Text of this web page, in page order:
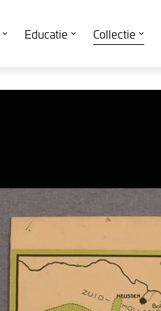
Educatie Collectie